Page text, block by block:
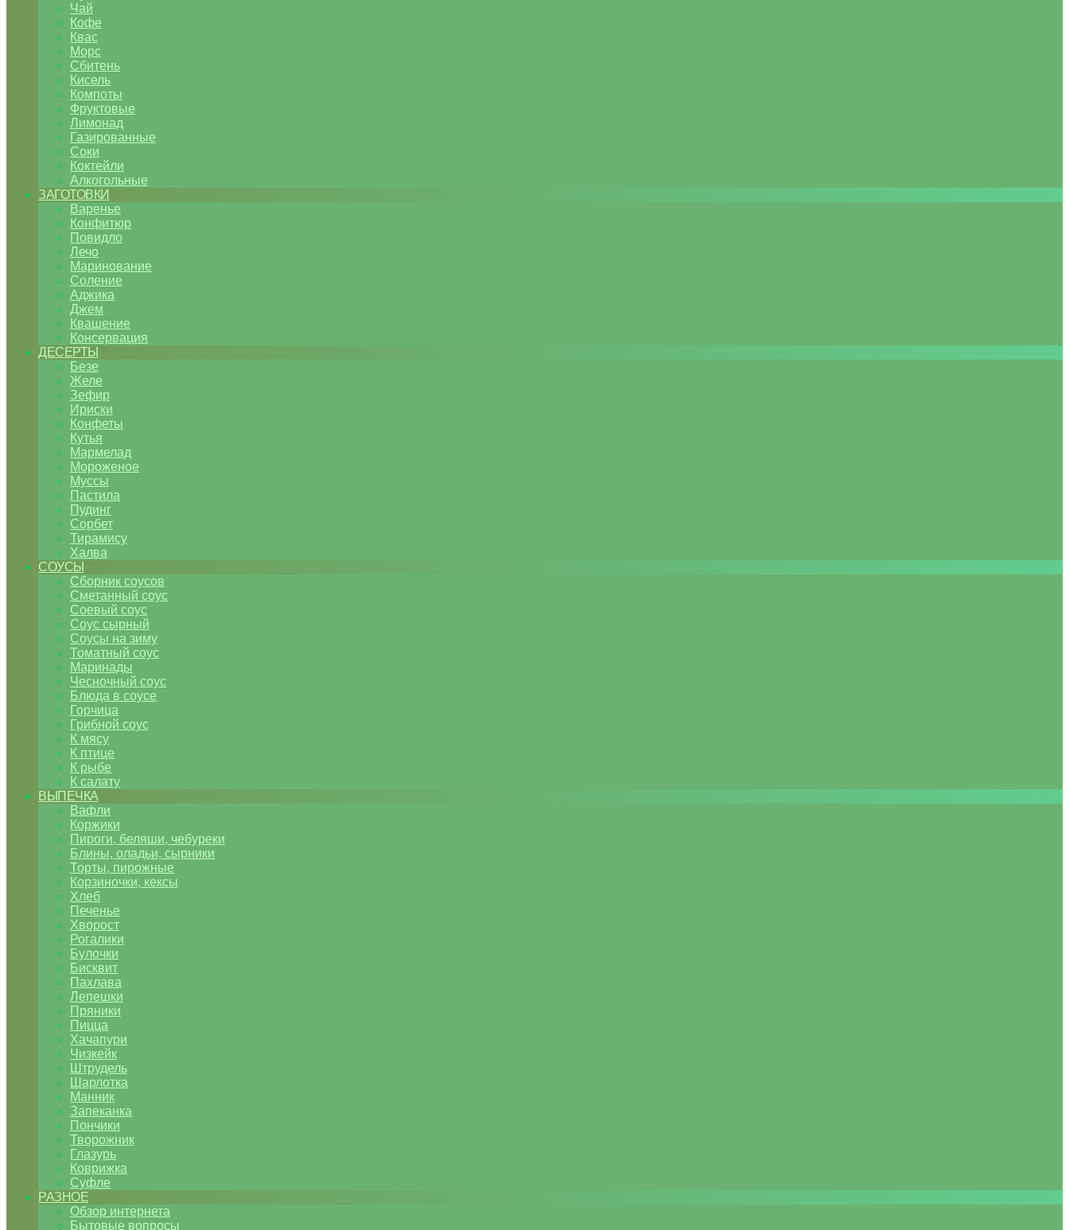
Чай
Кофе
Квас
Морс
Сбитень
Кисель
Компоты
Фруктовые
Лимонад
Газированные
Соки
Коктейли
Алкогольные
ЗАГОТОВКИ
Варенье
Конфитюр
Повидло
Лечо
Маринование
Соление
Аджика
Джем
Квашение
Консервация
ДЕСЕРТЫ
Безе
Желе
Зефир
Ириски
Конфеты
Кутья
Мармелад
Мороженое
Муссы
Пастила
Пудинг
Сорбет
Тирамису
Халва
СОУСЫ
Сборник соусов
Сметанный соус
Соевый соус
Соус сырный
Соусы на зиму
Томатный соус
Маринады
Чесночный соус
Блюда в соусе
Горчица
Грибной соус
К мясу
К птице
К рыбе
К салату
ВЫПЕЧКА
Вафли
Коржики
Пироги, беляши, чебуреки
Блины, оладьи, сырники
Торты, пирожные
Корзиночки, кексы
Хлеб
Печенье
Хворост
Рогалики
Булочки
Бисквит
Пахлава
Лепешки
Пряники
Пицца
Хачапури
Чизкейк
Штрудель
Шарлотка
Манник
Запеканка
Пончики
Творожник
Глазурь
Коврижка
Суфле
РАЗНОЕ
Обзор интернета
Бытовые вопросы